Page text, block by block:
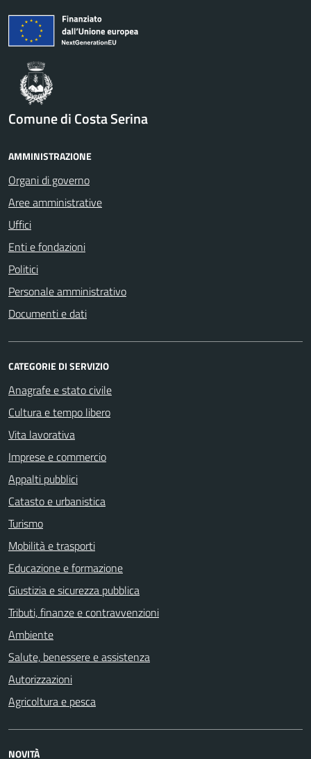
Comune di Costa Serina
AMMINISTRAZIONE
Organi di governo
Aree amministrative
Uffici
Enti e fondazioni
Politici
Personale amministrativo
Documenti e dati
CATEGORIE DI SERVIZIO
Anagrafe e stato civile
Cultura e tempo libero
Vita lavorativa
Imprese e commercio
Appalti pubblici
Catasto e urbanistica
Turismo
Mobilità e trasporti
Educazione e formazione
Giustizia e sicurezza pubblica
Tributi, finanze e contravvenzioni
Ambiente
Salute, benessere e assistenza
Autorizzazioni
Agricoltura e pesca
NOVITÀ